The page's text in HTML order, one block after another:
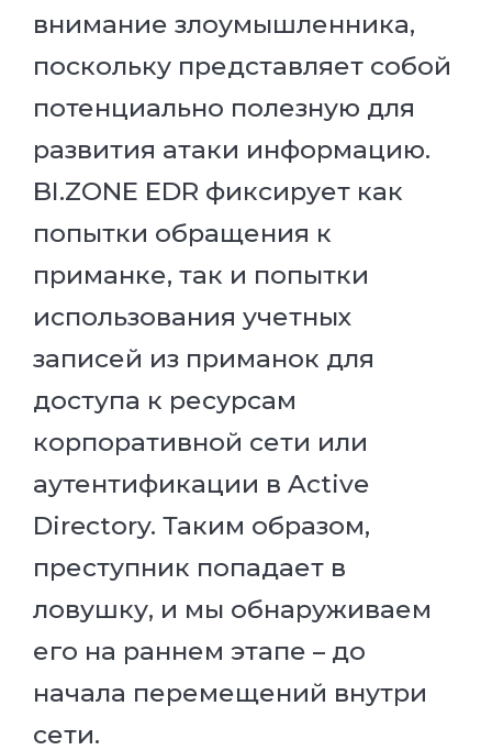
внимание злоумышленника,
поскольку представляет собой
потенциально полезную для
развития атаки информацию.
BI.ZONE EDR фиксирует как
попытки обращения к
приманке, так и попытки
использования учетных
записей из приманок для
доступа к ресурсам
корпоративной сети или
аутентификации в Active
Directory. Таким образом,
преступник попадает в
ловушку, и мы обнаруживаем
его на раннем этапе – до
начала перемещений внутри
сети.